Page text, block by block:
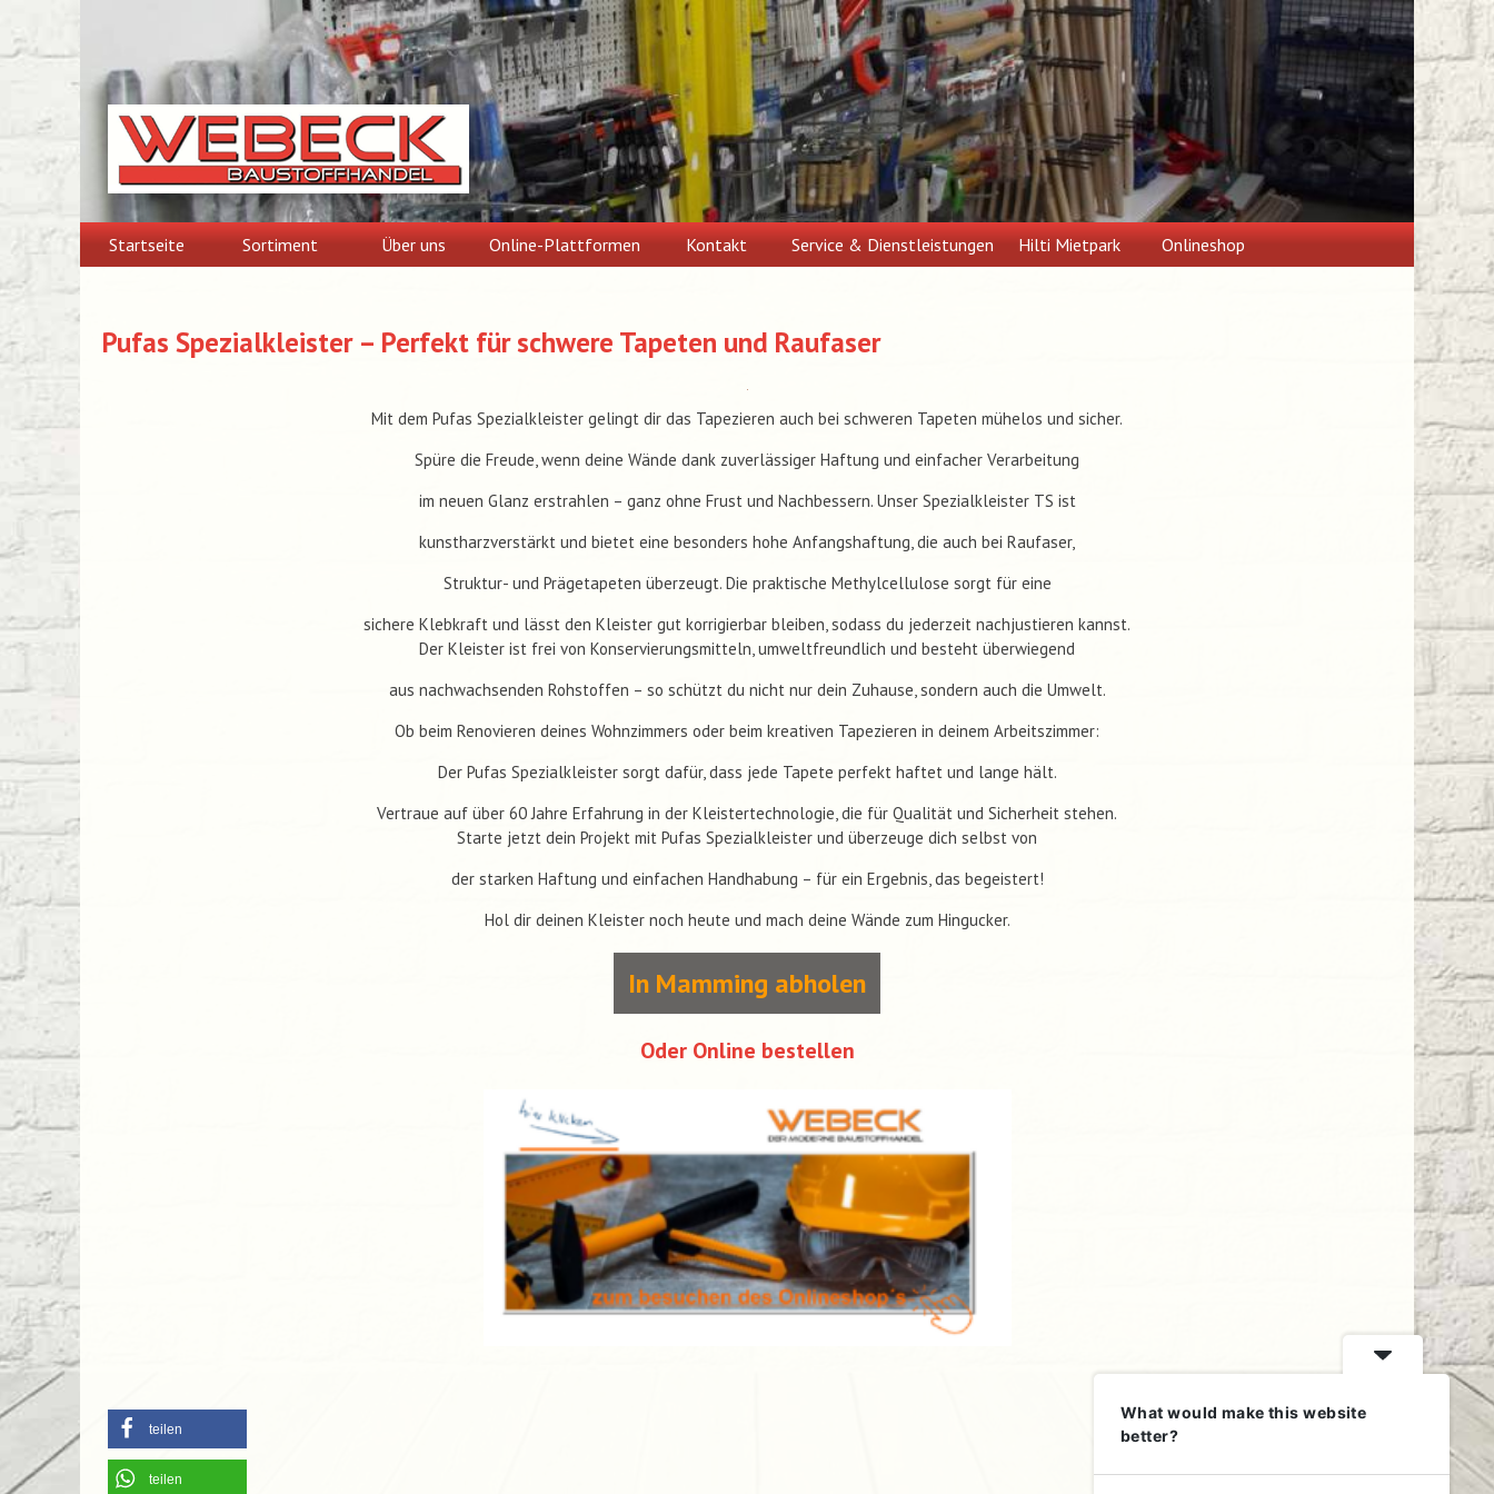
content
Startseite Sortiment Über uns Online-Plattformen Kontakt Service & Dienstleistungen Hilti Mietpark Onlineshop
Pufas Spezialkleister – Perfekt für schwere Tapeten und Raufaser
Mit dem Pufas Spezialkleister gelingt dir das Tapezieren auch bei schweren Tapeten mühelos und sicher.
Spüre die Freude, wenn deine Wände dank zuverlässiger Haftung und einfacher Verarbeitung
im neuen Glanz erstrahlen – ganz ohne Frust und Nachbessern. Unser Spezialkleister TS ist
kunstharzverstärkt und bietet eine besonders hohe Anfangshaftung, die auch bei Raufaser,
Struktur- und Prägetapeten überzeugt. Die praktische Methylcellulose sorgt für eine
sichere Klebkraft und lässt den Kleister gut korrigierbar bleiben, sodass du jederzeit nachjustieren kannst.
Der Kleister ist frei von Konservierungsmitteln, umweltfreundlich und besteht überwiegend
aus nachwachsenden Rohstoffen – so schützt du nicht nur dein Zuhause, sondern auch die Umwelt.
Ob beim Renovieren deines Wohnzimmers oder beim kreativen Tapezieren in deinem Arbeitszimmer:
Der Pufas Spezialkleister sorgt dafür, dass jede Tapete perfekt haftet und lange hält.
Vertraue auf über 60 Jahre Erfahrung in der Kleistertechnologie, die für Qualität und Sicherheit stehen.
Starte jetzt dein Projekt mit Pufas Spezialkleister und überzeuge dich selbst von
der starken Haftung und einfachen Handhabung – für ein Ergebnis, das begeistert!
Hol dir deinen Kleister noch heute und mach deine Wände zum Hingucker.
In Mamming abholen
Oder Online bestellen
teilen
teilen
What would make this website
better?